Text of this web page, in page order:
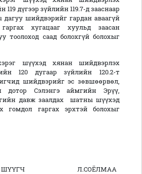
119 дүгээр зүйлийн 119.7-д зааснаар
дагуу шийдвэрийг гардан аваагүй
хугацааг хуульд заасан
тоолоход саад болохгүй болохыг
шүүхэд хянан шийдвэрлэх
120 дугаар зүйлийн 120.2-т
шийдвэрийг эс зөвшөөрвөл,
дотор Сэлэнгэ аймгийн Эрүү,
давж заалдах шатны шүүхэд
гомдол гаргах эрхтэй болохыг
ШҮҮГЧ Л.СОЁЛМАА